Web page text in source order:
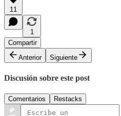
11
1
Compartir
Anterior
Siguiente
Discusión sobre este post
Comentarios Restacks